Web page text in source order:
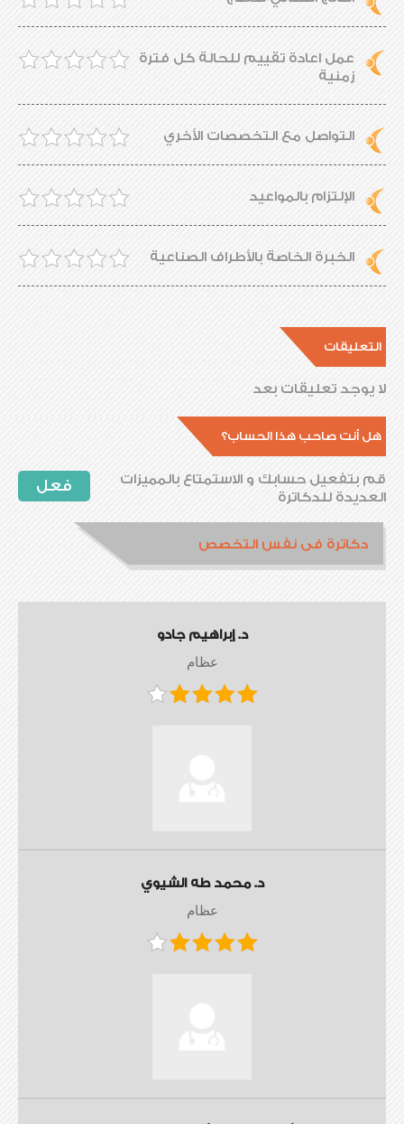
عمل اعادة تقييم للحالة كل فترة
زمنية
التواصل مع التخصصات الأخري
الإلتزام بالمواعيد
الخبرة الخاصة بالأطراف الصناعية
التعليقات
لا يوجد تعليقات بعد
هل أنت صاحب هذا الحساب؟
فعل
قم بتفعيل حسابك و الاستمتاع بالمميزات
العديدة للدكاترة
دكاترة فى نفس التخصص
د. إبراهيم جادو
عظام
د. محمد طه الشيوي
عظام